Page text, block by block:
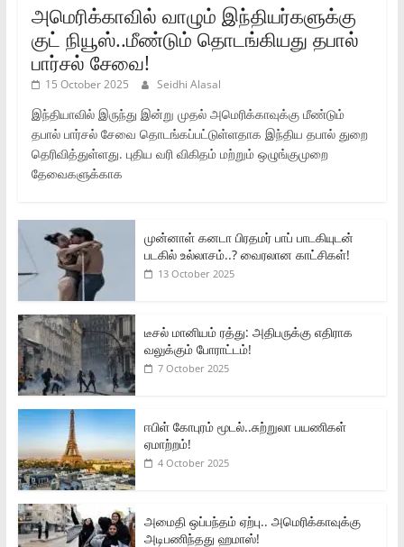
அமெரிக்காவில் வாழும் இந்தியர்களுக்கு
குட் நியூஸ்..மீண்டும் தொடங்கியது தபால்
பார்சல் சேவை!
15 October 2025 Seidhi Alasal
இந்தியாவில் இருந்து இன்று முதல் அமெரிக்காவுக்கு மீண்டும்
தபால் பார்சல் சேவை தொடங்கப்பட்டுள்ளதாக இந்திய தபால் துறை
தெரிவித்துள்ளது. புதிய வரி விகிதம் மற்றும் ஒழுங்குமுறை
தேவைகளுக்காக
முன்னாள் கனடா பிரதமர் பாப் பாடகியுடன்
படகில் உல்லாசம்..? வைரலான காட்சிகள்!
13 October 2025
டீசல் மானியம் ரத்து: அதிபருக்கு எதிராக
வலுக்கும் போராட்டம்!
7 October 2025
ஈபிள் கோபுரம் மூடல்..சுற்றுலா பயணிகள்
ஏமாற்றம்!
4 October 2025
அமைதி ஒப்பந்தம் ஏற்பு.. அமெரிக்காவுக்கு
அடிபணிந்தது ஹமாஸ்!